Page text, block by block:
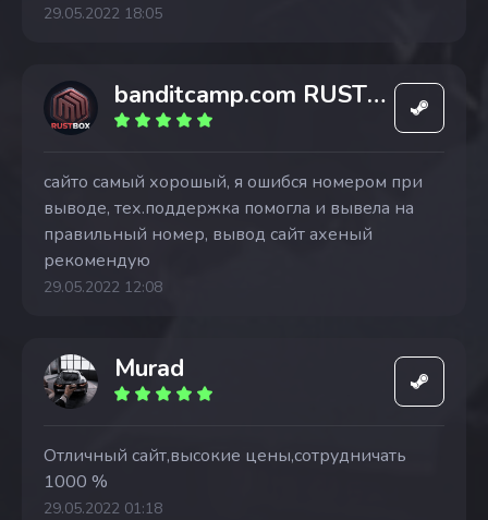
29.05.2022 18:05
banditcamp.com RUSTBOX
сайто самый хорошый, я ошибся номером при
выводе, тех.поддержка помогла и вывела на
правильный номер, вывод сайт ахеный
рекомендую
29.05.2022 12:08
Murad
Отличный сайт,высокие цены,сотрудничать
1000 %
29.05.2022 01:18